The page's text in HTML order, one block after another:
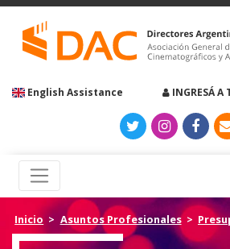
English Assistance INGRESÁ A
Inicio > Asuntos Profesionales >